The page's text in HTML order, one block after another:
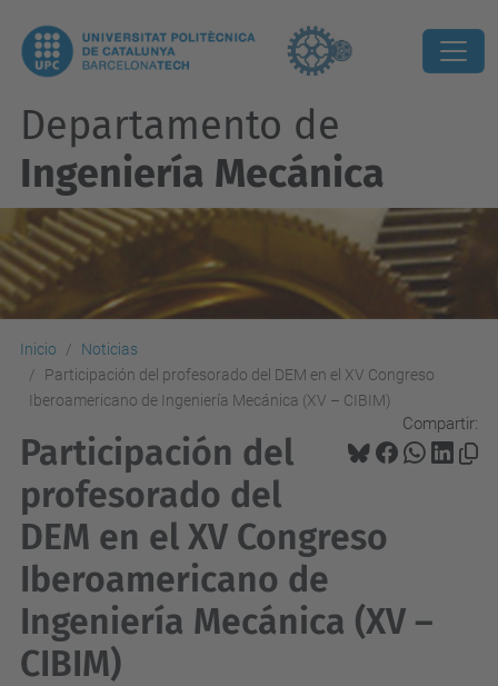
Departamento de
Ingeniería Mecánica
Inicio
Noticias
Participación del profesorado del DEM en el XV Congreso
Iberoamericano de Ingeniería Mecánica (XV – CIBIM)
Compartir:
Participación del
profesorado del
DEM en el XV Congreso
Iberoamericano de
Ingeniería Mecánica (XV –
CIBIM)